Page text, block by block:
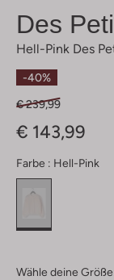
Des
Hell-Pink Des
-40%
€ 239,99
€ 143,99
Farbe : Hell-Pink
Wähle deine